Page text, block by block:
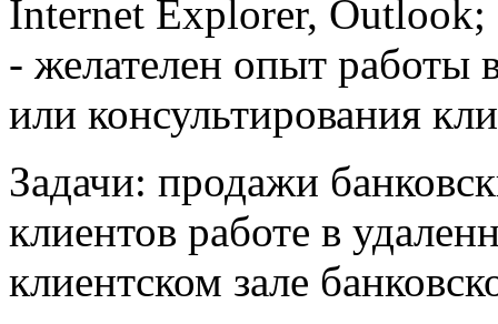
Internet Explorer, Outlook;
- желателен опыт работы
или консультирования
Задачи: продажи
клиентов работе в
клиентском зале